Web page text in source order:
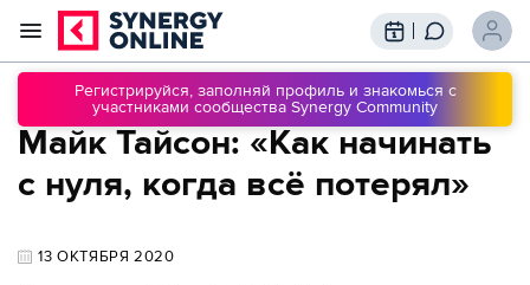
Регистрируйся, заполняй профиль и знакомься с
участниками сообщества Synergy Community
Трансляции
Вебинары
Обучение
Знания
Сообщество
Подписки
Майк Тайсон: «Как начинать
с нуля, когда всё потерял»
13 ОКТЯБРЯ 2020